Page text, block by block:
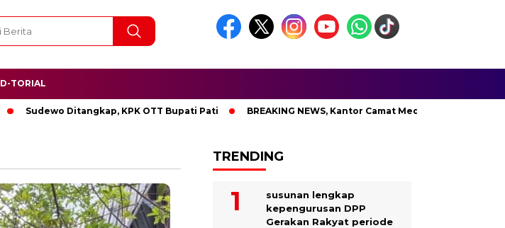
D-TORIAL
Sudewo Ditangkap, KPK OTT Bupati Pati BREAKING NEWS, Kantor Camat Medan Area Dilahap
TRENDING
susunan lengkap
kepengurusan DPP
Gerakan Rakyat periode